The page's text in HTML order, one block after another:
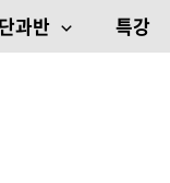
과반 특강